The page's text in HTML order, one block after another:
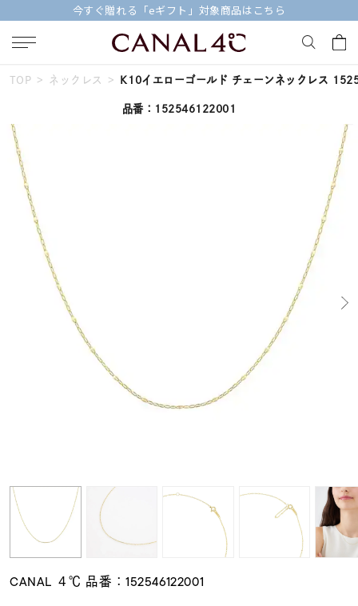
今すぐ贈れる「eギフト」対象商品はこちら
キーワードで検索する
人気検索キーワード
#ペア
#刻印可
ブランド Canal４℃
ネックレスチェーン
誕生石
モチーフ
TOP ネックレス K10イエローゴールド チェーンネックレス
品番：152546122001
CANAL ４℃ 品番：152546122001